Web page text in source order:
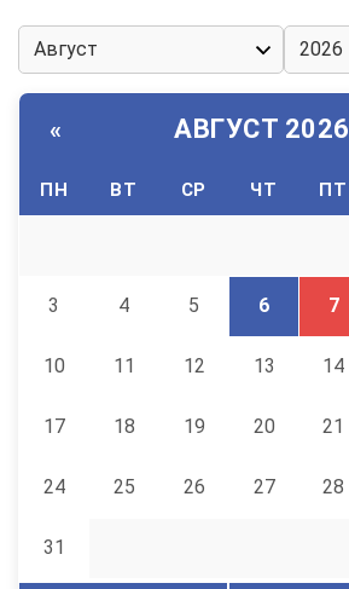
« АВГУСТ 2026
ПН ВТ СР ЧТ ПТ
3 4 5 6 7
10 11 12 13 14
17 18 19 20 21
24 25 26 27 28
31